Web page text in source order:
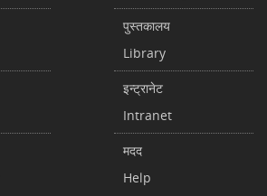
पुस्तकालय
Library
इन्ट्रानेट
Intranet
मदद
Help